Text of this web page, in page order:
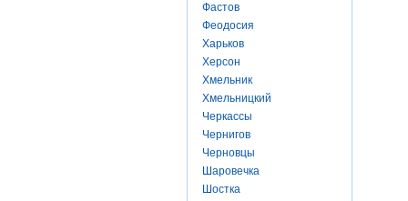
Фастов
Феодосия
Харьков
Херсон
Хмельник
Хмельницкий
Черкассы
Чернигов
Черновцы
Шаровечка
Шостка